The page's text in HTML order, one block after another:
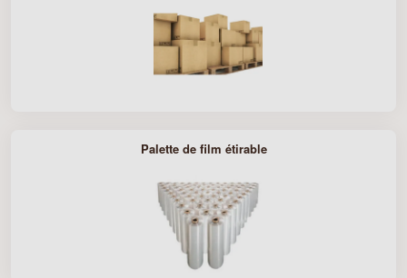
Palette de film étirable